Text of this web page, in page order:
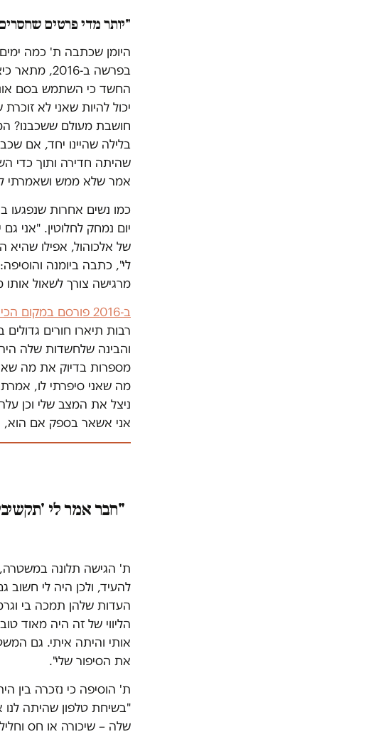
"יותר מדי פרטים
היומן שכתבה ת' כמה
בפרשה ב-
החשד כי השתמש בסם
יכול להיות שאני לא
חושבת מעולם ששכבנו?
בלילה שהיינו יחד, אם
שהיתה חדירה ותוך כדי
אמר שלא ממש ושאמרתי
כמו נשים אחרות שנפגעו
יום נמחק לחלוטין. "אני
של אלכוהול, אפילו
לי", כתבה ביומנה
מרגישה צורך לשאול
ב-2016 פורסם במקום הכי חם שורת עדויות של נשים שנפגעו מינית על ידי קסטיאל,
רבות תיארו חורים
והבינה שלחשדות שלה
מספרות בדיוק את מה
מה שאני סיפרתי לו,
ניצל את המצב שלי וכן
אני אשאר בספק אם הוא,
"חבר אמר לי
להעיד, ולכן היה לי
העדות שלהן תמכה בי
הליווי של זה היה מאוד
אותי והיתה איתי. גם
את הסיפור שלי".
ת' הוסיפה כי נזכרה בין
"בשיחת טלפון שהיתה
שלה – שיכורה או חס